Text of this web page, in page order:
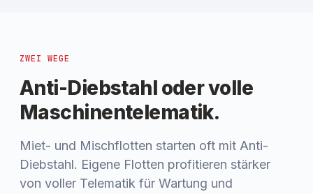
ZWEI WEGE
Anti-Diebstahl oder volle
Maschinentelematik.
Miet- und Mischflotten starten oft mit Anti-
Diebstahl. Eigene Flotten profitieren stärker
von voller Telematik für Wartung und